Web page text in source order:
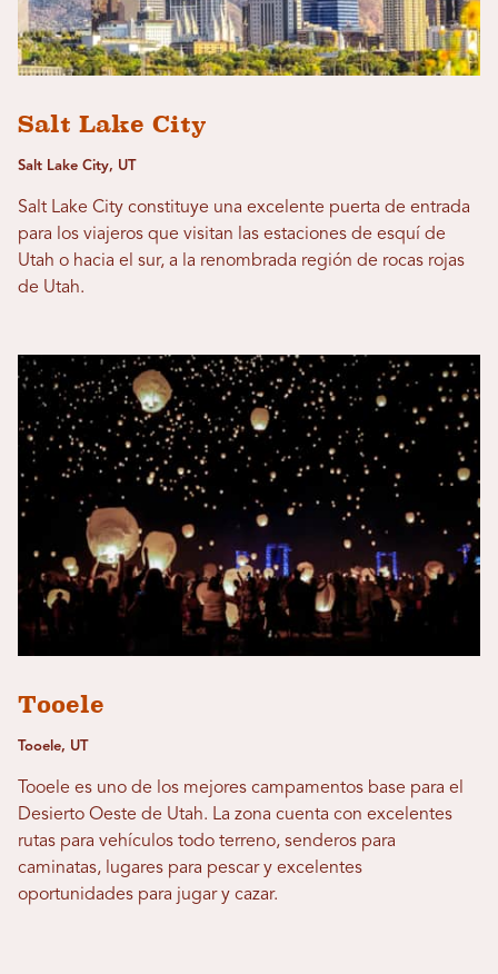
Salt Lake City
Salt Lake City, UT
Salt Lake City constituye una excelente puerta de entrada
para los viajeros que visitan las estaciones de esquí de
Utah o hacia el sur, a la renombrada región de rocas rojas
de Utah.
Tooele
Tooele, UT
Tooele es uno de los mejores campamentos base para el
Desierto Oeste de Utah. La zona cuenta con excelentes
rutas para vehículos todo terreno, senderos para
caminatas, lugares para pescar y excelentes
oportunidades para jugar y cazar.